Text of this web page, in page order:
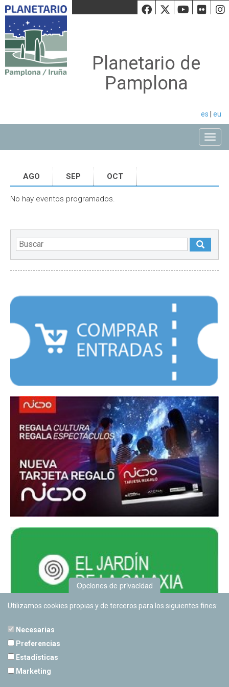
Facebook
Twiiter
Planetario de
Pamplona
es eu
AGO SEP OCT
No hay eventos programados.
Opciones de privacidad
Utilizamos cookies propias y de terceros para los siguientes fines:
Necesarias
Preferencias
Estadísticas
Marketing